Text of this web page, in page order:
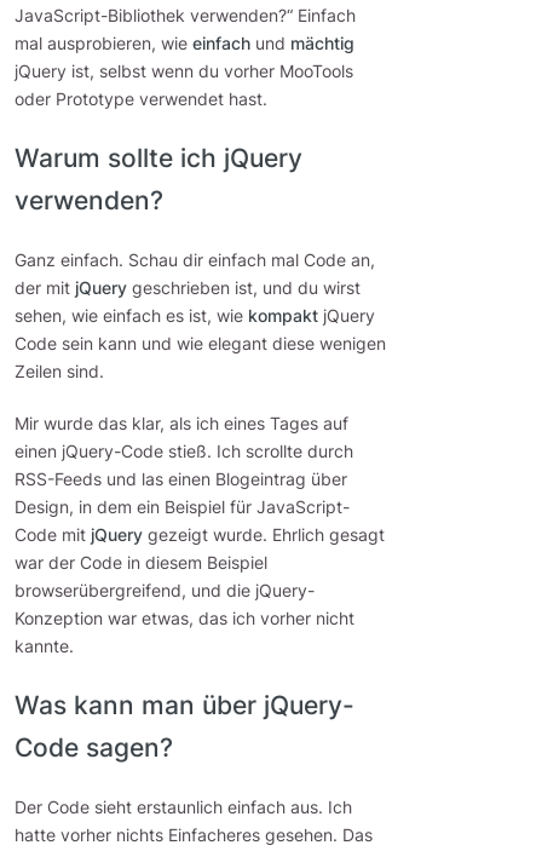
JavaScript-Bibliothek verwenden?“ Einfach
mal ausprobieren, wie einfach und mächtig
jQuery ist, selbst wenn du vorher MooTools
oder Prototype verwendet hast.
Warum sollte ich jQuery
verwenden?
Ganz einfach. Schau dir einfach mal Code an,
der mit jQuery geschrieben ist, und du wirst
sehen, wie einfach es ist, wie kompakt jQuery
Code sein kann und wie elegant diese wenigen
Zeilen sind.
Mir wurde das klar, als ich eines Tages auf
einen jQuery-Code stieß. Ich scrollte durch
RSS-Feeds und las einen Blogeintrag über
Design, in dem ein Beispiel für JavaScript-
Code mit jQuery gezeigt wurde. Ehrlich gesagt
war der Code in diesem Beispiel
browserübergreifend, und die jQuery-
Konzeption war etwas, das ich vorher nicht
kannte.
Was kann man über jQuery-
Code sagen?
Der Code sieht erstaunlich einfach aus. Ich
hatte vorher nichts Einfacheres gesehen. Das